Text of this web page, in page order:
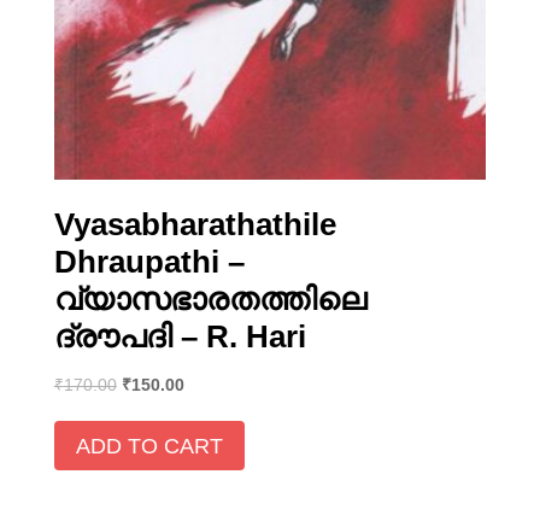
Vyasabharathathile
Dhraupathi –
വ്യാസഭാരതത്തിലെ
ദ്രൗപദി – R. Hari
₹170.00 ₹150.00
ADD TO CART